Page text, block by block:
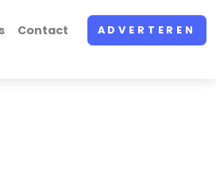
Contact ADVERTEREN